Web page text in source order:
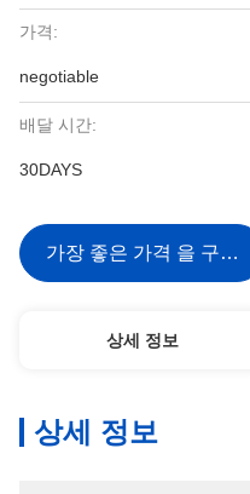
가격:
negotiable
배달 시간:
30DAYS
가장 좋은 가격 을 구하라
상세 정보
상세 정보